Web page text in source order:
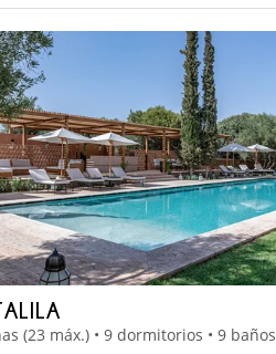
(23 máx.) • 9 dormitorios • 9 baños